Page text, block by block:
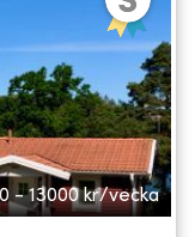
- 13000 kr/vecka